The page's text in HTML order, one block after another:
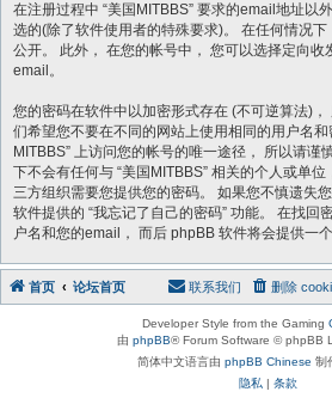
在注册过程中 “美国MITBBS” 要求的email地址以
选的(除了软件使用者的特殊要求)。 在任何情况
公开。 此外， 在您的帐号中， 您可以选择定向收
email。
您的密码在软件中以加密形式存在 (不可逆算法)
们希望您不要在不同的网站上使用相同的用户名和
MITBBS” 上访问您的帐号的唯一途径， 所以请谨
下不会有任何与 “美国MITBBS” 相关的个人或单
三方组织需要您提供您的密码。 如果您不慎遗失
软件提供的 “我忘记了自己的密码” 功能。 在找回
户名和您的email， 而后 phpBB 软件将会提供一
首页 论坛首页 删除
联系我们
Developer Style from the Gaming
由 phpBB® Forum Software © phpBB
简体中文语言由 phpBB Chinese 制
隐私 | 条款